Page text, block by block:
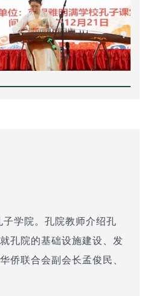
学院。孔院教师介绍孔
孔院的基础设施建设、发
侨联合会副会长孟俊民、